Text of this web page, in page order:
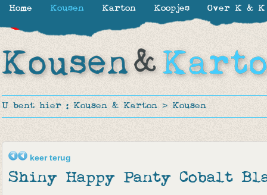
U bent hier : Kousen & Karton > Kousen
keer terug
Shiny Happy Panty Cobalt
Home Kousen Karton Koopjes Over K & K